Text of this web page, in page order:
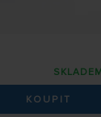
KOUPIT